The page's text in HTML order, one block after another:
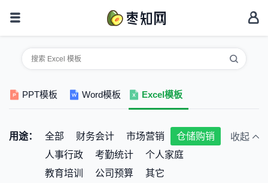
PPT模板 Word模板 Excel模板
用途： 全部 财务会计 市场营销
仓储购销
人事行政
考勤统计
个人家庭
教育培训
公司预算 其它
收起